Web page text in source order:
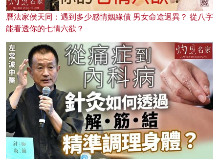
曆法家侯天同：遇到多少感情姻緣債 男女命途迥異？ 從八字
能看透你的七情六欲？